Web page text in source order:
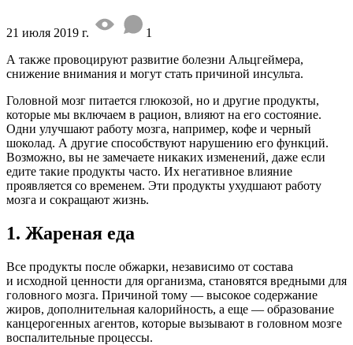
21 июля 2019 г.
1
А также провоцируют развитие болезни Альцгеймера,
снижение внимания и могут стать причиной инсульта.
Головной мозг питается глюкозой, но и другие продукты,
которые мы включаем в рацион, влияют на его состояние.
Одни улучшают работу мозга, например, кофе и черный
шоколад. А другие способствуют нарушению его функций.
Возможно, вы не замечаете никаких изменений, даже если
едите такие продукты часто. Их негативное влияние
проявляется со временем. Эти продукты ухудшают работу
мозга и сокращают жизнь.
1. Жареная еда
Все продукты после обжарки, независимо от состава
и исходной ценности для организма, становятся вредными для
головного мозга. Причиной тому — высокое содержание
жиров, дополнительная калорийность, а еще — образование
канцерогенных агентов, которые вызывают в головном мозге
воспалительные процессы.